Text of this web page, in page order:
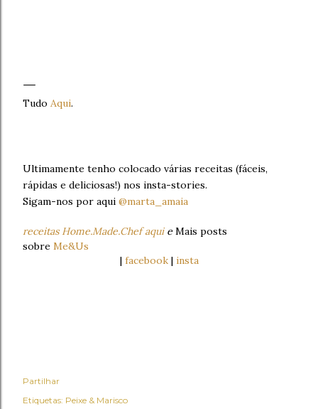
Tudo Aqui.
Ultimamente tenho colocado várias receitas (fáceis,
rápidas e deliciosas!) nos insta-stories.
Sigam-nos por aqui @marta_amaia
receitas Home.Made.Chef aquie Mais posts
sobre Me&Us
| facebook| insta
Partilhar
Etiquetas: Peixe & Marisco